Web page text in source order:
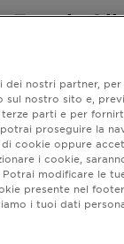
Fructis Oil
dei nostri partner,
sul nostro sito e,
parti e per
proseguire la
cookie oppure
i cookie,
modificare le
presente nel
i tuoi dati